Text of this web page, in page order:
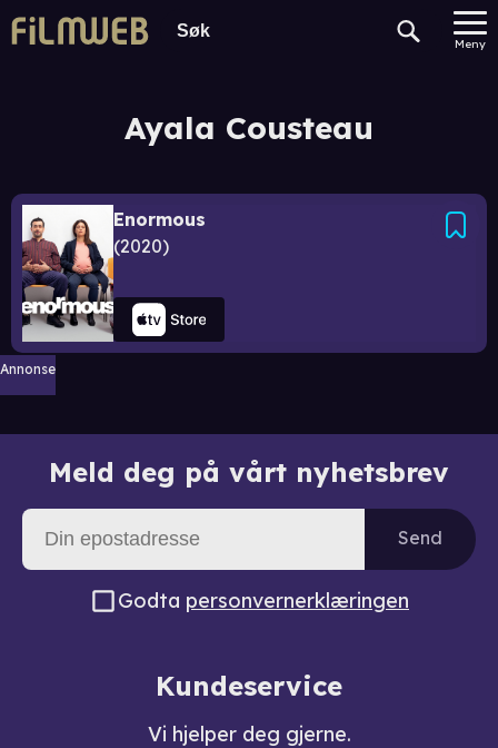
Meny
Ayala Cousteau
Enormous
2020
Annonse
Meld deg på vårt nyhetsbrev
Send
Godta personvernerklæringen
Kundeservice
Vi hjelper deg gjerne.